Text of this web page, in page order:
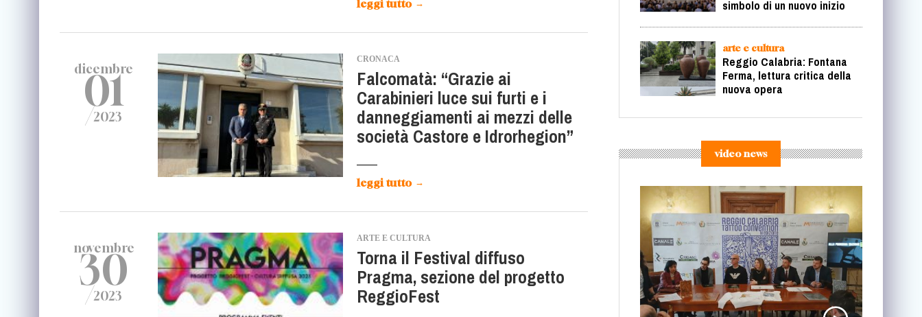
leggi tutto →
dicembre
01
/2023
CRONACA
Falcomatà: “Grazie ai
Carabinieri luce sui furti e i
danneggiamenti ai mezzi delle
società Castore e Idrorhegion”
leggi tutto →
novembre
30
/2023
ARTE E CULTURA
Torna il Festival diffuso
Pragma, sezione del progetto
ReggioFest
simbolo di un nuovo inizio
arte e cultura
Reggio Calabria: Fontana
Ferma, lettura critica della
nuova opera
video news